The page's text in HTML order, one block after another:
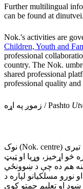
Further multilingual
can be found at
Nok.'s activities are
Children, Youth and
professional
country. The Nok.
shared professional
professional quality
زموږ په اړه / Pashto
نوک (Nok. centre) مرکز د هر هغه چا لپاره چې د جنسي تیری
څو اړخیز، وړیا او ټیټ
هم ده چې د ښوونځي
نورو مسلکیانو لپاره د